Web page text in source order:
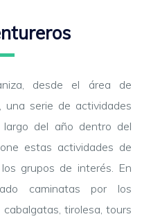
desde el área de
una serie de actividades
del año dentro del
estas actividades de
grupos de interés. En
caminatas por los
tirolesa, tours